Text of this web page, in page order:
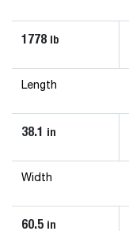
1778 lb
Length
38.1 in
Width
60.5 in